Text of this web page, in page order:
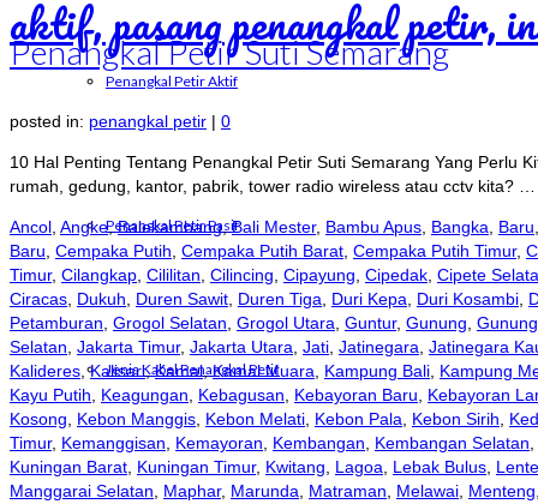
Penangkal Petir Aktif
Penangkal Petir Pasif
Jenis Kabel Penangkal Petir
Penangkal Petir Suti Semarang
posted in: penangkal petir | 0
10 Hal Penting Tentang Penangkal Petir Suti Semarang Yang
rumah, gedung, kantor, pabrik, tower radio wireless atau cctv kita? …
Ancol, Angke,Balekambang,Bali Mester, Bambu Apus, Bangka, Baru,
Baru, Cempaka Putih, Cempaka Putih Barat, Cempaka Putih Timur,
Timur, Cilangkap, Cililitan, Cilincing, Cipayung, Cipedak, Cipete
Ciracas, Dukuh, Duren Sawit, Duren Tiga, Duri Kepa, Duri Kosambi,
Petamburan, Grogol Selatan, Grogol Utara, Guntur, Gunung,
Selatan, Jakarta Timur, Jakarta Utara, Jati, Jatinegara, Jatinegara
Kalideres,Kalisari,Kamal,Kamal Muara, Kampung Bali, Kampung
Kayu Putih, Keagungan, Kebagusan, Kebayoran Baru, Kebayoran
Kosong, Kebon Manggis, Kebon Melati, Kebon Pala, Kebon Sirih,
Timur, Kemanggisan, Kemayoran, Kembangan, Kembangan Selatan,
Kuningan Barat, Kuningan Timur, Kwitang, Lagoa, Lebak Bulus,
Manggarai Selatan, Maphar, Marunda, Matraman, Melawai, Menteng,